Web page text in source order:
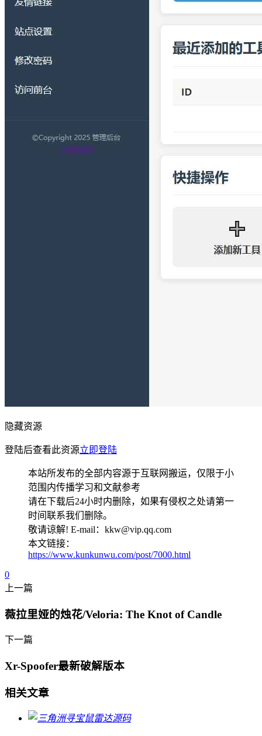
隐藏资源
登陆后查看此资源立即登陆
本站所发布的全部内容源于互联网搬运，仅限于小
范围内传播学习和文献参考
请在下载后24小时内删除，如果有侵权之处请第一
时间联系我们删除。
敬请谅解! E-mail：kkw@vip.qq.com
本文链接：
https://www.kunkunwu.com/post/7000.html
0
上一篇
薇拉里娅的烛花/Veloria: The Knot of Candle
下一篇
Xr-Spoofer最新破解版本
相关文章